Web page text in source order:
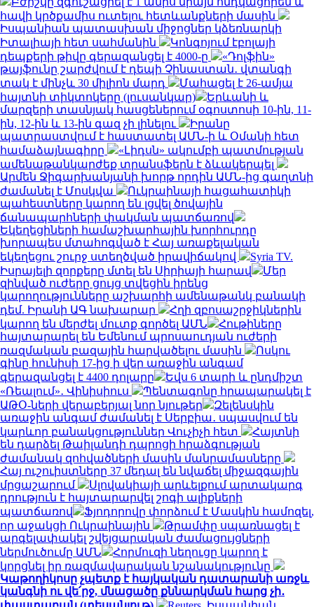
հավի կրծքամիս ուտելու հետևանքների մասին
Իսպանիան պատասխան միջոցներ կձեռնարկի
Իտալիայի հետ սահմանին
Կոնգոյում էբոլայի
դեպքերի թիվը գերազանցել է 4000-ը
«Դոլֆին»
թայֆունը շարժվում է դեպի Չինաստան․ վտանգի
տակ է մինչև 30 միլիոն մարդ
Մահացել է 26-ամյա
հայտնի տիկտոկերը (լուսանկար)
Երևանի և
մարզերի տասնյակ հասցեներում օգոստոսի 10-ին, 11-
ին, 12-ին և 13-ին գազ չի լինելու
Իրանը
պատրաստվում է հաստատել ԱՄՆ-ի և Օմանի հետ
համաձայնագիրը
«Լիդսն» ակումբի պատմության
ամենաթանկարժեք տրանսֆերն է ձևակերպել
Արմեն Ջիգարխանյանի խորթ որդին ԱՄՆ-ից գաղտնի
ժամանել է Մոսկվա
Ուկրաինայի հացահատիկի
պահեստները կարող են լցվել ծովային
ճանապարհների փակման պատճառով
Եկեղեցիների համաշխարհային խորհուրդը
խորապես մտահոգված է Հայ առաքելական
եկեղեցու շուրջ ստեղծված իրավիճակով
Syria TV.
Իսրայելի զորքերը մտել են Սիրիայի հարավ
Մեր
զինված ուժերը ցույց տվեցին իրենց
կարողությունները աշխարհի ամենաթանկ բանակի
դեմ. Իրանի ԱԳ նախարար
Հղի զբոսաշրջիկներին
կարող են մերժել մուտք գործել ԱՄՆ
Հութիները
հայտարարել են Եմենում պրոսաուդյան ուժերի
ռազմական բազային հարվածելու մասին
Ոսկու
գինը հունիսի 17-ից ի վեր առաջին անգամ
գերազանցել է 4400 դոլարը
Եվս 6 տարի և ընդմիշտ
«Ռեալում»․ Վինիսիուս
Պենտագոնը հրապարակել է
ԱԹՕ-ների վերաբերյալ նոր նյութեր
Զելենսկին
առաջին անգամ ժամանել է Սերբիա․ սպասվում են
կարևոր բանակցություններ Վուչիչի հետ
Հայտնի
են դարձել Թաիլանդի դպրոցի հրաձգության
ժամանակ զոհվածների մասին մանրամասները
Հայ ուշուիստները 37 մեդալ են նվաճել միջազգային
մրցաշարում
Սլովակիայի արևելքում արտակարգ
դրություն է հայտարարվել շոգի ալիքների
պատճառով
Ֆյոդորովը փորձում է Մասկին համոզել,
որ աջակցի Ուկրաինային
Թրամփը սպառնացել է
արգելափակել շվեյցարական ժամացույցների
ներմուծումը ԱՄՆ
Հորմուզի նեղուցը կարող է
կորցնել իր ռազմավարական նշանակությունը
Կաթողիկոսը չպետք է հայկական դատարանի առջև
կանգնի ու վե՛րջ, մնացածը քննարկման հարց չի․